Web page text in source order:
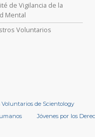
de Vigilancia de la
Mental
Voluntarios
Voluntarios de Scientology
Jóvenes por los